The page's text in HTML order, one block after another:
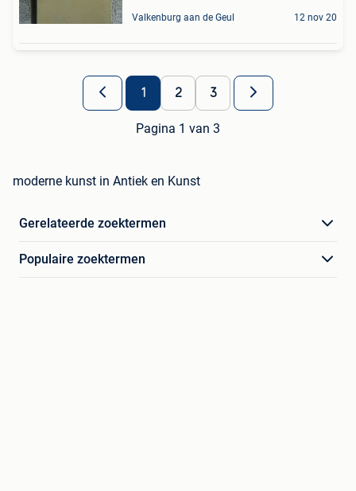
Valkenburg aan de Geul 12 nov 20
1 2 3
Pagina 1 van 3
moderne kunst in Antiek en Kunst
Gerelateerde zoektermen
Populaire zoektermen